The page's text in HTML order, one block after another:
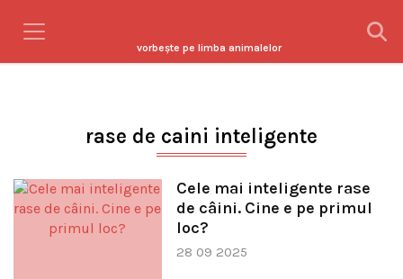
vorbeşte pe limba animalelor
rase de caini inteligente
Cele mai inteligente rase
de câini. Cine e pe primul
loc?
28 09 2025